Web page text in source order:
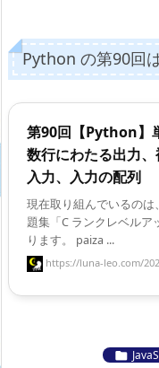
Python の第90回
第90回【Python】
数行にわたる出力
入力、入力の配列
現在取り組んでいるのは
題集「C ランクレベルア
ります。 paiza ...
https://luna-leo.com/
